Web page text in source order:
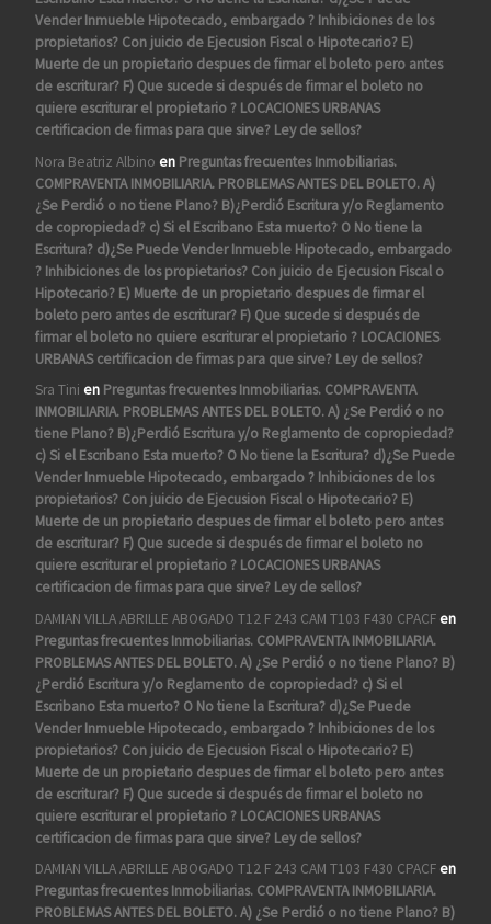
Vender Inmueble Hipotecado, embargado ? Inhibiciones de los
propietarios? Con juicio de Ejecusion Fiscal o Hipotecario? E)
Muerte de un propietario despues de firmar el boleto pero antes
de escriturar? F) Que sucede si después de firmar el boleto no
quiere escriturar el propietario ? LOCACIONES URBANAS
certificacion de firmas para que sirve? Ley de sellos?
Nora Beatriz Albino en Preguntas frecuentes Inmobiliarias.
COMPRAVENTA INMOBILIARIA. PROBLEMAS ANTES DEL BOLETO. A)
¿Se Perdió o no tiene Plano? B)¿Perdió Escritura y/o Reglamento
de copropiedad? c) Si el Escribano Esta muerto? O No tiene la
Escritura? d)¿Se Puede Vender Inmueble Hipotecado, embargado
? Inhibiciones de los propietarios? Con juicio de Ejecusion Fiscal o
Hipotecario? E) Muerte de un propietario despues de firmar el
boleto pero antes de escriturar? F) Que sucede si después de
firmar el boleto no quiere escriturar el propietario ? LOCACIONES
URBANAS certificacion de firmas para que sirve? Ley de sellos?
Sra Tini en Preguntas frecuentes Inmobiliarias. COMPRAVENTA
INMOBILIARIA. PROBLEMAS ANTES DEL BOLETO. A) ¿Se Perdió o no
tiene Plano? B)¿Perdió Escritura y/o Reglamento de copropiedad?
c) Si el Escribano Esta muerto? O No tiene la Escritura? d)¿Se Puede
Vender Inmueble Hipotecado, embargado ? Inhibiciones de los
propietarios? Con juicio de Ejecusion Fiscal o Hipotecario? E)
Muerte de un propietario despues de firmar el boleto pero antes
de escriturar? F) Que sucede si después de firmar el boleto no
quiere escriturar el propietario ? LOCACIONES URBANAS
certificacion de firmas para que sirve? Ley de sellos?
DAMIAN VILLA ABRILLE ABOGADO T12 F 243 CAM T103 F430 CPACFen
Preguntas frecuentes Inmobiliarias. COMPRAVENTA INMOBILIARIA.
PROBLEMAS ANTES DEL BOLETO. A) ¿Se Perdió o no tiene Plano? B)
¿Perdió Escritura y/o Reglamento de copropiedad? c) Si el
Escribano Esta muerto? O No tiene la Escritura? d)¿Se Puede
Vender Inmueble Hipotecado, embargado ? Inhibiciones de los
propietarios? Con juicio de Ejecusion Fiscal o Hipotecario? E)
Muerte de un propietario despues de firmar el boleto pero antes
de escriturar? F) Que sucede si después de firmar el boleto no
quiere escriturar el propietario ? LOCACIONES URBANAS
certificacion de firmas para que sirve? Ley de sellos?
DAMIAN VILLA ABRILLE ABOGADO T12 F 243 CAM T103 F430 CPACFen
Preguntas frecuentes Inmobiliarias. COMPRAVENTA INMOBILIARIA.
PROBLEMAS ANTES DEL BOLETO. A) ¿Se Perdió o no tiene Plano? B)